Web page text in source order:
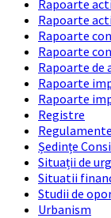
Rapoarte
Rapoarte
Rapoarte
Rapoarte
Rapoarte
Rapoarte
Rapoarte
Registre
Regulamente
Ședințe
Situații de
Situatii
Studii de
Urbanism